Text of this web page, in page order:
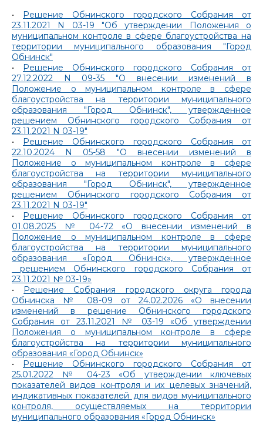
•
Решение Обнинского городского Собрания от
23.11.2021 N 03-19 "Об утверждении Положения о
муниципальном контроле в сфере благоустройства на
территории муниципального образования "Город
Обнинск"
•
Решение Обнинского городского Собрания от
27.12.2022 N 09-35 "О внесении изменений в
Положение о муниципальном контроле в сфере
благоустройства на территории муниципального
образования "Город Обнинск", утвержденное
решением Обнинского городского Собрания от
23.11.2021 N 03-19"
•
Решение Обнинского городского Собрания от
22.10.2024 N 05-58 "О внесении изменений в
Положение о муниципальном контроле в сфере
благоустройства на территории муниципального
образования "Город Обнинск", утвержденное
решением Обнинского городского Собрания от
23.11.2021 N 03-19"
•
Решение Обнинского городского Собрания от
01.08.2025 № 04-72 «О внесении изменений в
Положение о муниципальном контроле в сфере
благоустройства на территории муниципального
образования «Город Обнинск», утвержденное
решением Обнинского городского Собрания от
23.11.2021 № 03-19»
•
Решение Собрания городского округа города
Обнинска № 08-09 от 24.02.2026 «О внесении
изменений в решение Обнинского городского
Собрания от 23.11.2021 № 03-19 «Об утверждении
Положения о муниципальном контроле в сфере
благоустройства на территории муниципального
образования «Город Обнинск»
•
Решение Обнинского городского Собрания от
25.01.2022 № 04-23 «Об утверждении ключевых
показателей видов контроля и их целевых значений,
индикативных показателей для видов муниципального
контроля, осуществляемых на территории
муниципального образования «Город Обнинск»